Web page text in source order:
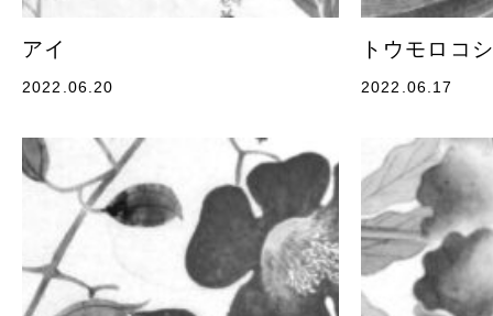
アイ
2022.06.20
トウモロコシ
2022.06.17